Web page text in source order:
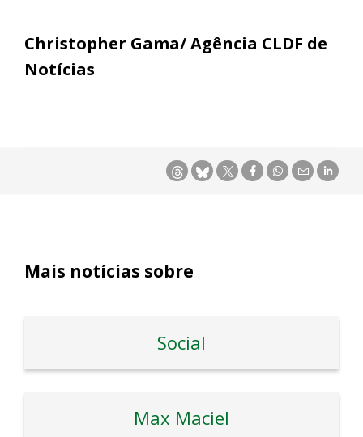
Christopher Gama/ Agência CLDF de
Notícias
Mais notícias sobre
Social
Max Maciel